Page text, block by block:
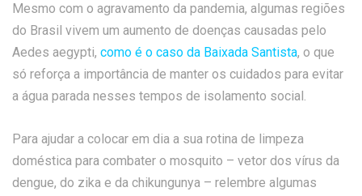
Mesmo com o agravamento da pandemia, algumas regiões
do Brasil vivem um aumento de doenças causadas pelo
Aedes aegypti, como é o caso da Baixada Santista, o que
só reforça a importância de manter os cuidados para evitar
a água parada nesses tempos de isolamento social.
Para ajudar a colocar em dia a sua rotina de limpeza
doméstica para combater o mosquito – vetor dos vírus da
dengue, do zika e da chikungunya – relembre algumas